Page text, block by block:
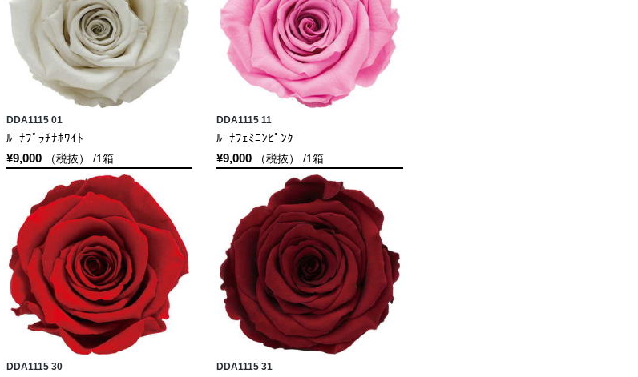
DDA1115 01
ﾙｰﾅﾌﾟﾗﾁﾅﾎﾜｲﾄ
¥9,000（税抜） /1箱
DDA1115 11
ﾙｰﾅﾌｪﾐﾆﾝﾋﾟﾝｸ
¥9,000 （税抜） /1箱
DDA1115 30 DDA1115 31